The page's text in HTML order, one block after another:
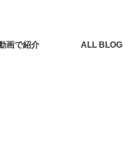
画で紹介 ALL BLOG